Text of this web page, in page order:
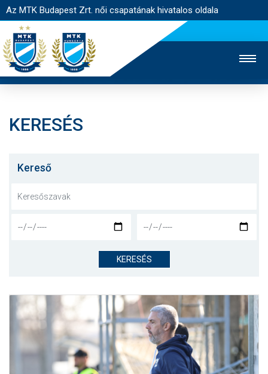
Az MTK Budapest Zrt. női csapatának hivatalos oldala
JEGYÉRTÉKESÍTÉS
NYITÓLAP
CSAPAT
JELENTKEZÉS
KLUB
GALÉRIA
KERESÉS
Kereső
KERESÉS